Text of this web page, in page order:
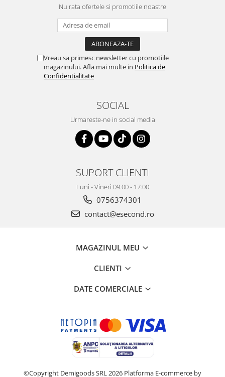
Nu rata ofertele si promotiile noastre
Vreau sa primesc newsletter cu promotiile
magazinului. Afla mai multe in Politica de
Confidentialitate
SOCIAL
Urmareste-ne in social media
SUPORT CLIENTI
Luni - Vineri 09:00 - 17:00
0756374301
contact@esecond.ro
MAGAZINUL MEU
CLIENTI
DATE COMERCIALE
©Copyright Demigoods SRL 2026 Platforma E-commerce by